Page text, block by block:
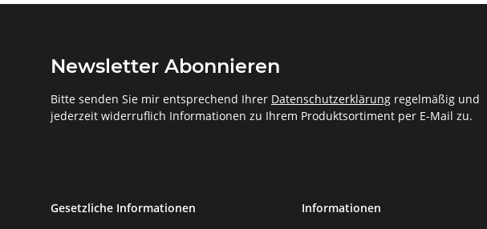
Newsletter Abonnieren
Bitte senden Sie mir entsprechend Ihrer Datenschutzerklärung regelmäßig und
jederzeit widerruflich Informationen zu Ihrem Produktsortiment per E-Mail zu.
Gesetzliche Informationen Informationen